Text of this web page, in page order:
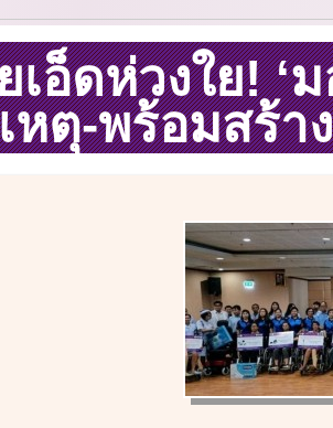
เอ็ดห่วงใย!
หตุ-พร้อมสร้